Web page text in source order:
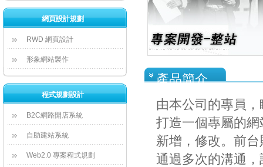
網頁設計規劃
RWD 網頁設計
形象網站製作
程式規劃設計
B2C網路開店系統
自助建站系統
Web2.0 專案程式規劃
產品簡介
由本公司的專員
打造一個專屬的
新增，修改。前
通過多次的溝通